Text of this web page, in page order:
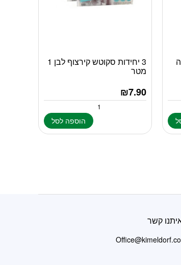
3 יחידות סקוטש קירצוף לבן 1
מטר
₪7.90
הוספה לסל
קשר